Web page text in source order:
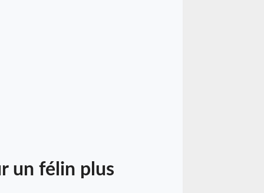
un félin plus